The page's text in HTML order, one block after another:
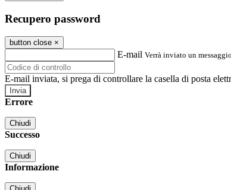
Recupero password
button close ×
E-mail Verrà inviato un
E-mail inviata, si prega di controllare la casella di posta
Errore
Chiudi
Successo
Chiudi
Informazione